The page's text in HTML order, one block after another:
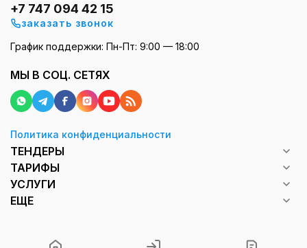
поставщиков товаров, работ и услуг. Здесь
регулярно публикуются новые процедуры,
поэтому рынок остается активным и
Регион отличается развитой
промышленностью и ресурсной базой. В
Восточно-Казахстанской области
сосредоточены предприятия металлургии,
энергетики, машиностроения и добывающей
отрасли. Параллельно работают
ежедневно нуждаются в поставках,
+7 747 094 42 15
заказать звонок
График поддержки: Пн-Пт: 9:00 — 18:00
МЫ В СОЦ. СЕТЯХ
Политика конфиденциальности
ТЕНДЕРЫ
ТАРИФЫ
УСЛУГИ
ЕЩЕ